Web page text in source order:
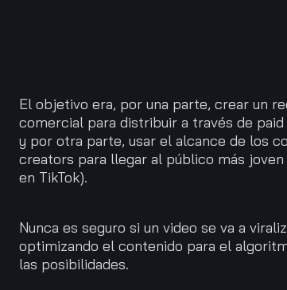
El objetivo era, por una parte, crear un
comercial para distribuir a través de
y por otra parte, usar el alcance de los
creators para llegar al público más
en TikTok).
Nunca es seguro si un video se va a
optimizando el contenido para el
las posibilidades.